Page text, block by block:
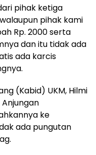
pihak ketiga
pihak kami
Rp. 2000 serta
dan itu tidak ada
ada karcis
(Kabid) UKM, Hilmi
ke
ada pungutan